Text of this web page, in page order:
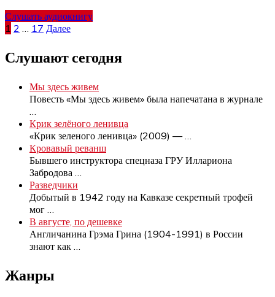
Слушать аудиокнигу
Пагинация
записей
1 2 17 Далее
Слушают сегодня
Мы здесь живем
Повесть «Мы здесь живем» была напечатана в журнале
Крик зелёного ленивца
«Крик зеленого ленивца» (2009) —
Кровавый реванш
Бывшего инструктора спецназа ГРУ Иллариона
Забродова
Разведчики
Добытый в 1942 году на Кавказе секретный трофей
мог
В августе, по дешевке
Англичанина Грэма Грина (1904-1991) в России
знают как
Жанры